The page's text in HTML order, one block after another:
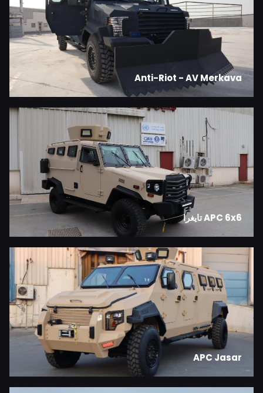
Anti-Riot - AV Merkava
APC 6x6 تايغرا
APC Jasar